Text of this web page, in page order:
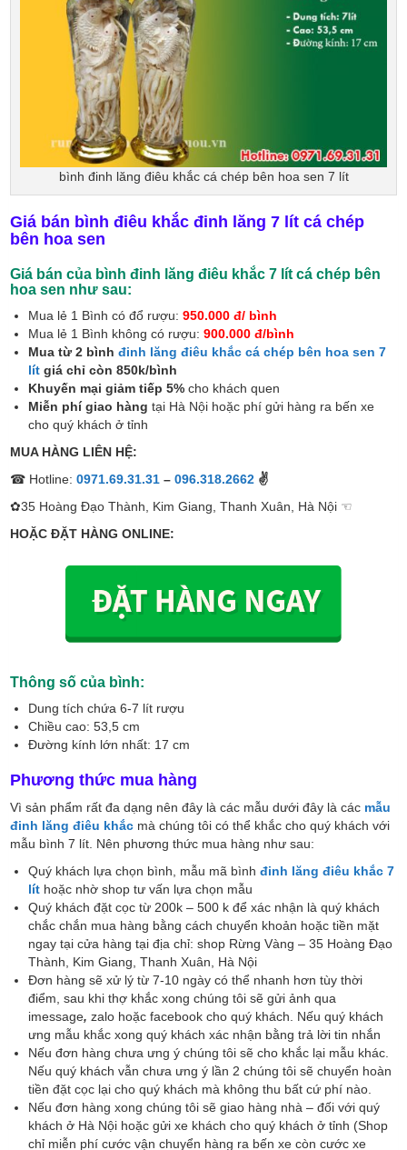
bình đinh lăng điêu khắc cá chép bên hoa sen 7 lít
Giá bán bình điêu khắc đinh lăng 7 lít cá chép
bên hoa sen
Giá bán của bình đinh lăng điêu khắc 7 lít cá chép bên
hoa sen như sau:
Mua lẻ 1 Bình có đổ rượu: 950.000 đ/ bình
Mua lẻ 1 Bình không có rượu: 900.000 đ/bình
Mua từ 2 bình đinh lăng điêu khắc cá chép bên hoa sen 7
lít giá chỉ còn 850k/bình
Khuyến mại giảm tiếp 5% cho khách quen
Miễn phí giao hàng tại Hà Nội hoặc phí gửi hàng ra bến xe
cho quý khách ở tỉnh
MUA HÀNG LIÊN HỆ:
☎ Hotline: 0971.69.31.31 – 096.318.2662 ✌
✿35 Hoàng Đạo Thành, Kim Giang, Thanh Xuân, Hà Nội ☜
HOẶC ĐẶT HÀNG ONLINE:
Thông số của bình:
Dung tích chứa 6-7 lít rượu
Chiều cao: 53,5 cm
Đường kính lớn nhất: 17 cm
Phương thức mua hàng
Vì sản phẩm rất đa dạng nên đây là các mẫu dưới đây là các mẫu
đinh lăng điêu khắc mà chúng tôi có thể khắc cho quý khách với
mẫu bình 7 lít. Nên phương thức mua hàng như sau:
Quý khách lựa chọn bình, mẫu mã bình đinh lăng điêu khắc 7
lít hoặc nhờ shop tư vấn lựa chọn mẫu
Quý khách đặt cọc từ 200k – 500 k để xác nhận là quý khách
chắc chắn mua hàng bằng cách chuyển khoản hoặc tiền mặt
ngay tại cửa hàng tại địa chỉ: shop Rừng Vàng – 35 Hoàng Đạo
Thành, Kim Giang, Thanh Xuân, Hà Nội
Đơn hàng sẽ xử lý từ 7-10 ngày có thể nhanh hơn tùy thời
điểm, sau khi thợ khắc xong chúng tôi sẽ gửi ảnh qua
imessage, zalo hoặc facebook cho quý khách. Nếu quý khách
ưng mẫu khắc xong quý khách xác nhận bằng trả lời tin nhắn
Nếu đơn hàng chưa ưng ý chúng tôi sẽ cho khắc lại mẫu khác.
Nếu quý khách vẫn chưa ưng ý lần 2 chúng tôi sẽ chuyển hoàn
tiền đặt cọc lại cho quý khách mà không thu bất cứ phí nào.
Nếu đơn hàng xong chúng tôi sẽ giao hàng nhà – đối với quý
khách ở Hà Nội hoặc gửi xe khách cho quý khách ở tỉnh (Shop
chỉ miễn phí cước vận chuyển hàng ra bến xe còn cước xe